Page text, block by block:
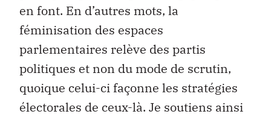
en font. En d’autres mots, la
féminisation des espaces
parlementaires relève des partis
politiques et non du mode de scrutin,
quoique celui-ci façonne les stratégies
électorales de ceux-là. Je soutiens ainsi